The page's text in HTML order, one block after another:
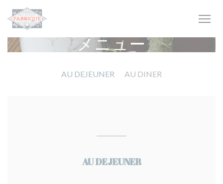
クッキー利用の管理について
メニュー
AU DEJEUNER AU DINER
AU DEJEUNER